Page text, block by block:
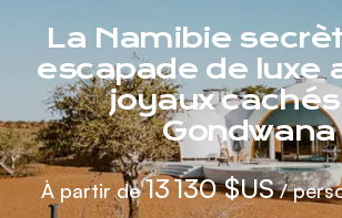
La Namibie
escapade de luxe
joyaux
Gondwana
À partir de13 130 $US/